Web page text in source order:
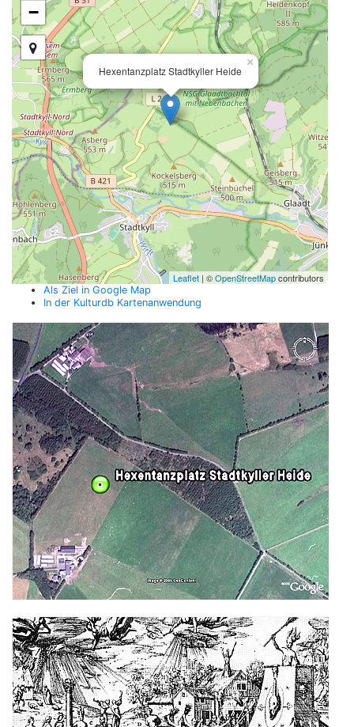
Hexentanzplatz Stadtkyller Heide
×
−
Leaflet | ©OpenStreetMapcontributors
Als Ziel in Google Map
In der Kulturdb Kartenanwendung